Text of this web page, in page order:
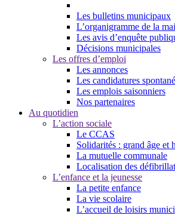
Les bulletins municipaux
L’organigramme de la
Les avis d’enquête
Décisions municipales
Les offres d’emploi
Les annonces
Les candidatures
Les emplois saisonniers
Nos partenaires
Au quotidien
L’action sociale
Le CCAS
Solidarités : grand âge et
La mutuelle communale
Localisation des
L’enfance et la jeunesse
La petite enfance
La vie scolaire
L’accueil de loisirs